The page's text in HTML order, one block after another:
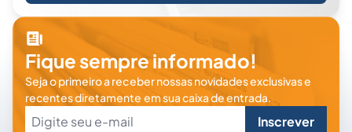
Fique sempre informado!
Seja o primeiro a receber nossas novidades exclusivas e
recentes diretamente em sua caixa de entrada.
Inscrever